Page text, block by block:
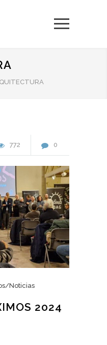
772 0
Noticias
2024